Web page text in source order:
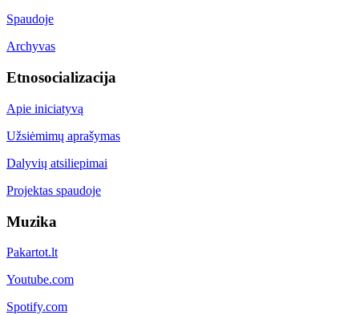
Spaudoje
Archyvas
Etnosocializacija
Apie iniciatyvą
Užsiėmimų aprašymas
Dalyvių atsiliepimai
Projektas spaudoje
Muzika
Pakartot.lt
Youtube.com
Spotify.com